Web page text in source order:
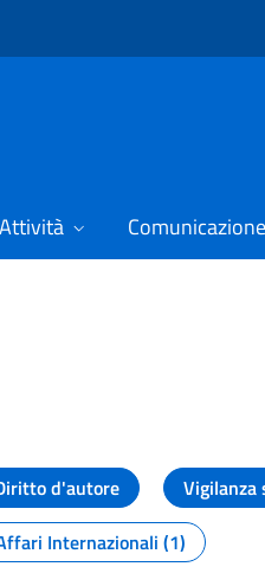
Attività
d'autore Vigilanza
Internazionali (1)